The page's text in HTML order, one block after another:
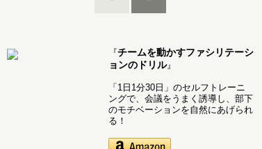
『チームを動かすファシリテーシ
ョンのドリル』
「1日1分30日」のセルフトレーニ
ングで、会議をうまく誘導し、部下
のモチベーションを自然にあげられ
る！